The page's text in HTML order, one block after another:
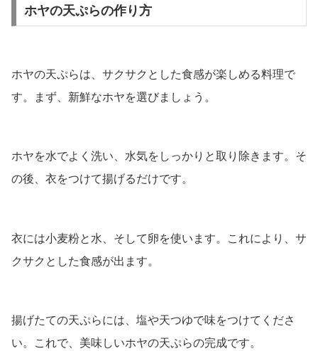
ホヤの天ぷらの作り方
ホヤの天ぷらは、サクサクとした食感が楽しめる料理で
す。まず、新鮮なホヤを選びましょう。
ホヤを水でよく洗い、水気をしっかりと取り除きます。そ
の後、衣をつけて揚げるだけです。
衣には小麦粉と水、そして卵を使います。これにより、サ
クサクとした食感が出ます。
揚げたての天ぷらには、塩や天つゆで味をつけてくださ
い。これで、美味しいホヤの天ぷらの完成です。